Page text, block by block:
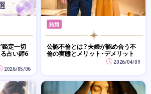
鑑定一切
占い師6
2026/05/06
結婚
公認不倫とは？夫婦が認め合う不
倫の実態とメリット・デメリット
2026/04/09